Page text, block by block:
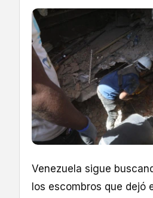
Venezuela sigue
los escombros que dejó